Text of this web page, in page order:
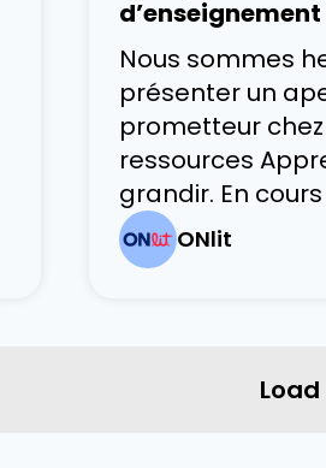
durables sur la
lecture. Le
Nous sommes
présenter un
prometteur
ressources
grandir. En
développement,
vise à offrir au
de l’Ontario,
ONlit